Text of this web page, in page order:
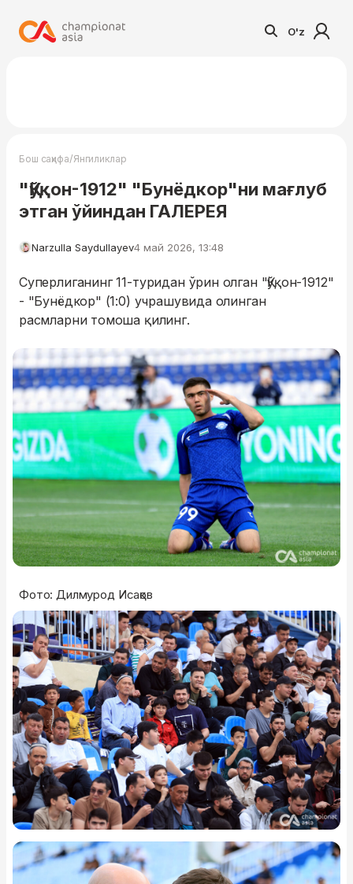
O'z
Бош саҳифа/Янгиликлар
"Қўқон-1912" "Бунёдкор"ни мағлуб
этган ўйиндан ГАЛЕРЕЯ
Narzulla Saydullayev4 май 2026, 13:48
Суперлиганинг 11-туридан ўрин олган "Қўқон-1912"
- "Бунёдкор" (1:0) учрашувида олинган
расмларни томоша қилинг.
Фото: Дилмурод Исақов